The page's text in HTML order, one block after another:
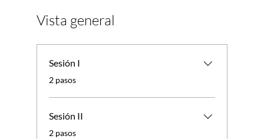
Vista general
Sesión I
.2 pasos
Sesión II
.2 pasos